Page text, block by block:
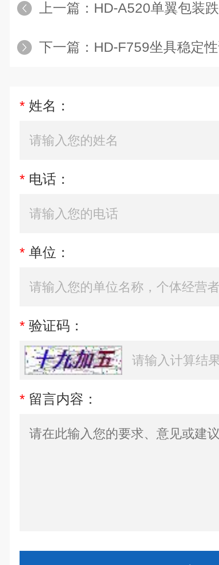
上一篇： HD-A520单翼包装
下一篇： HD-F759坐具稳定
* 姓名：
* 电话：
* 单位：
* 验证码：
* 留言内容：